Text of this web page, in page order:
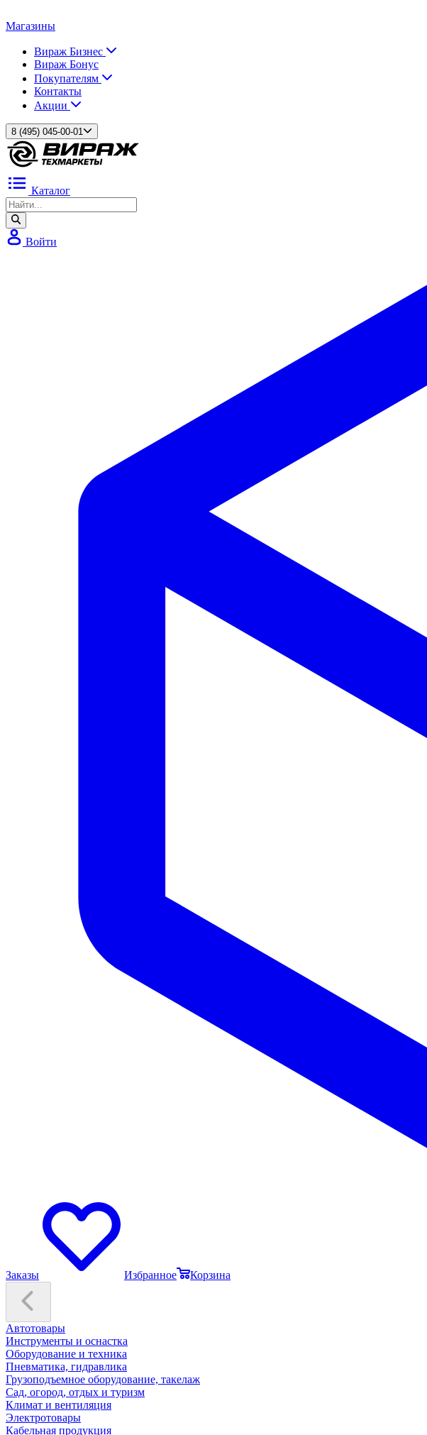
Магазины
Вираж Бизнес
Вираж Бонус
Покупателям
Контакты
Акции
8 (495) 045-00-01
Каталог
Войти
Заказы Избранное Корзина
Автотовары
Инструменты и оснастка
Оборудование и техника
Пневматика, гидравлика
Грузоподъемное оборудование, такелаж
Сад, огород, отдых и туризм
Климат и вентиляция
Электротовары
Кабельная продукция